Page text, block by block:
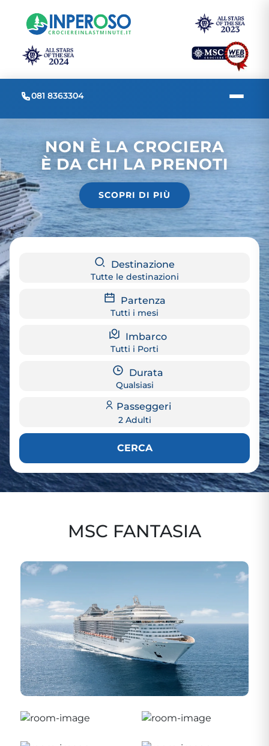
081 8363304
NON È LA CROCIERA
È DA CHI LA PRENOTI
SCOPRI DI PIÙ
Destinazione
Tutte le destinazioni
Partenza
Tutti i mesi
Imbarco
Tutti i Porti
Durata
Qualsiasi
Passeggeri
2 Adulti
CERCA
MSC FANTASIA